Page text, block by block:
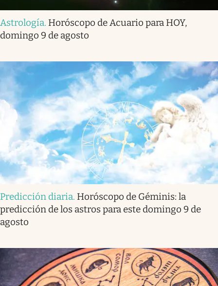
Astrología. Horóscopo de Acuario para HOY,
domingo 9 de agosto
Predicción diaria. Horóscopo de Géminis: la
predicción de los astros para este domingo 9 de
agosto